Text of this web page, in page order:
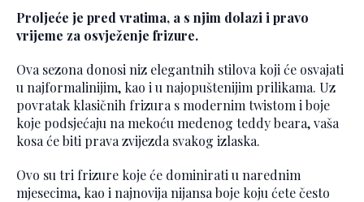
Proljeće je pred vratima, a s njim dolazi i pravo
vrijeme za osvježenje frizure.
Ova sezona donosi niz elegantnih stilova koji će osvajati
u najformalinijim, kao i u najopuštenijim prilikama. Uz
povratak klasičnih frizura s modernim twistom i boje
koje podsjećaju na mekoću medenog teddy beara, vaša
kosa će biti prava zvijezda svakog izlaska.
Ovo su tri frizure koje će dominirati u narednim
mjesecima, kao i najnovija nijansa boje koju ćete često